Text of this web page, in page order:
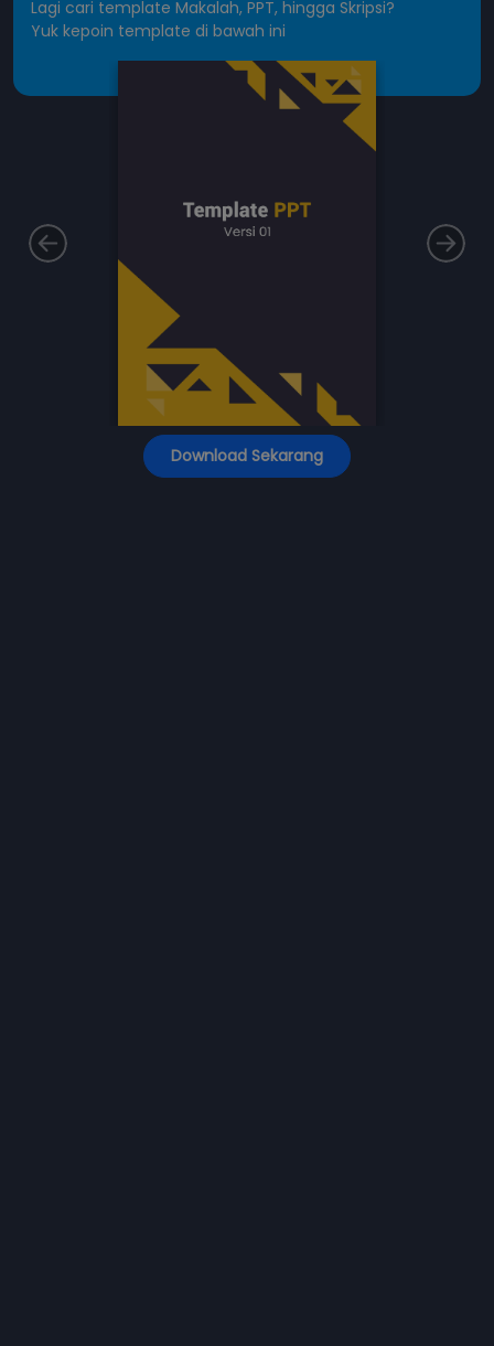
Lagi cari template Makalah, PPT, hingga Skripsi?
Yuk kepoin template di bawah ini
Download Sekarang